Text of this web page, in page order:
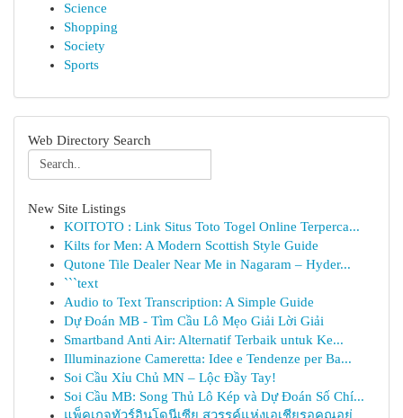
Science
Shopping
Society
Sports
Web Directory Search
New Site Listings
KOITOTO : Link Situs Toto Togel Online Terperca...
Kilts for Men: A Modern Scottish Style Guide
Qutone Tile Dealer Near Me in Nagaram – Hyder...
```text
Audio to Text Transcription: A Simple Guide
Dự Đoán MB - Tìm Cầu Lô Mẹo Giải Lời Giải
Smartband Anti Air: Alternatif Terbaik untuk Ke...
Illuminazione Cameretta: Idee e Tendenze per Ba...
Soi Cầu Xỉu Chủ MN – Lộc Đầy Tay!
Soi Cầu MB: Song Thủ Lô Kép và Dự Đoán Số Chí...